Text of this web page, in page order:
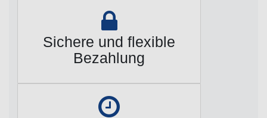
Sichere und flexible
Bezahlung